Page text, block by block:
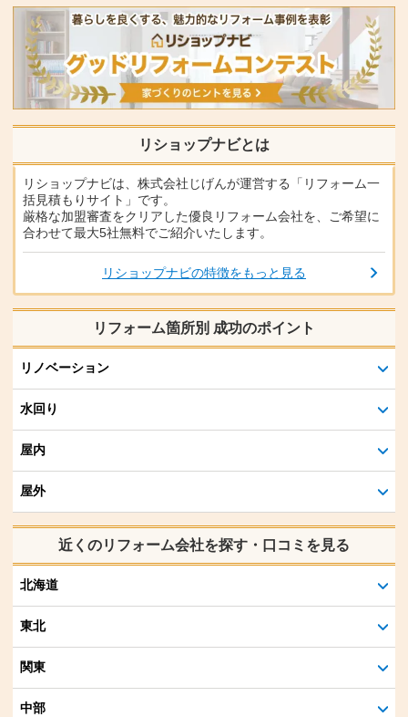
リショップナビとは
リショップナビは、株式会社じげんが運営する「リフォーム一
括見積もりサイト」です。
厳格な加盟審査をクリアした優良リフォーム会社を、ご希望に
合わせて最大5社無料でご紹介いたします。
リショップナビの特徴をもっと見る
リフォーム箇所別 成功のポイント
リノベーション
水回り
屋内
屋外
近くのリフォーム会社を探す・口コミを見る
北海道
東北
関東
中部